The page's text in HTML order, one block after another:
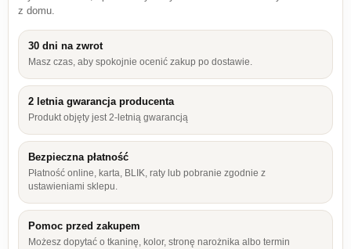
z domu.
30 dni na zwrot
Masz czas, aby spokojnie ocenić zakup po dostawie.
2 letnia gwarancja producenta
Produkt objęty jest 2-letnią gwarancją
Bezpieczna płatność
Płatność online, karta, BLIK, raty lub pobranie zgodnie z
ustawieniami sklepu.
Pomoc przed zakupem
Możesz dopytać o tkaninę, kolor, stronę narożnika albo termin